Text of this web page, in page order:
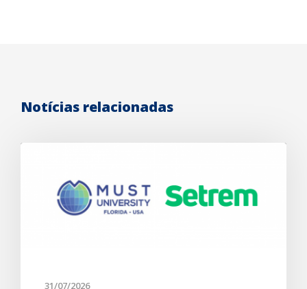
Notícias relacionadas
31/07/2026